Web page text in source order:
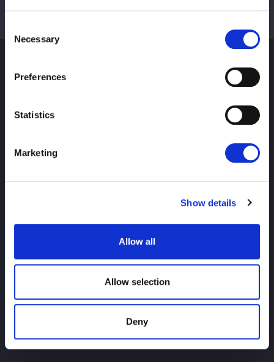
Selection
Necessary
Preferences
Statistics
Marketing
Show details
Allow all
Allow selection
Deny
HAUT
Introduction des joueurs Marchandises
enquête
Pour les nouveaux utilisateurs
Historique du titre